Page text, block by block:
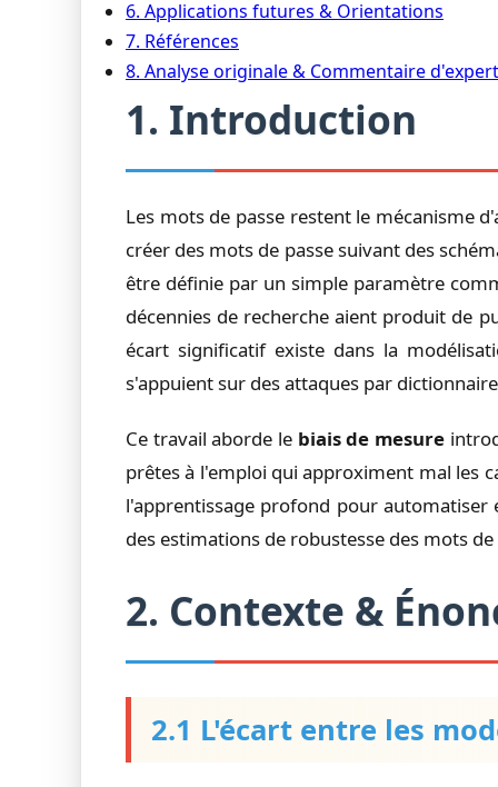
6. Applications futures & Orientations
7. Références
8. Analyse originale & Commentaire d'expert
1. Introduction
Les mots de passe restent le mécanisme
créer des mots de passe suivant des
être définie par un simple paramètre
décennies de recherche aient produit de
écart significatif existe dans la
s'appuient sur des attaques par
Ce travail aborde le biais de mesure
prêtes à l'emploi qui approximent mal les
l'apprentissage profond pour automatiser
des estimations de robustesse des mots
2. Contexte &
2.1 L'écart entre les